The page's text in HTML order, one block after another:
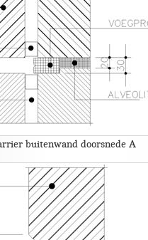
buitenwand doorsnede A